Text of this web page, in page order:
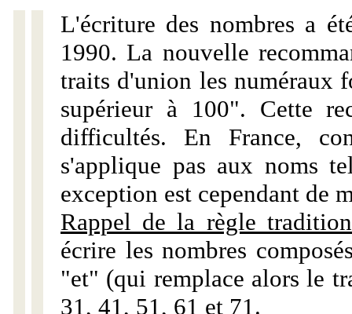
L'écriture des nombres a
1990. La nouvelle
traits d'union les numéraux
supérieur à 100". Cette
difficultés. En France,
s'applique pas aux noms
exception est cependant de
Rappel de la règle
écrire les nombres
"et" (qui remplace alors le
31, 41, 51, 61 et 71.